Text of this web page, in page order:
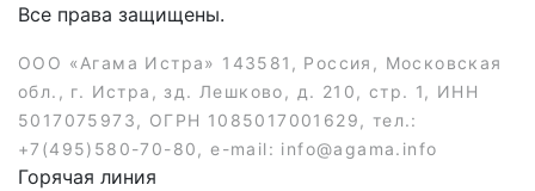
Все права защищены.
ООО «Агама Истра» 143581, Россия, Московская
обл., г. Истра, зд. Лешково, д. 210, стр. 1, ИНН
5017075973, ОГРН 1085017001629, тел.:
+7(495)580-70-80, e-mail: info@agama.info
Горячая линия